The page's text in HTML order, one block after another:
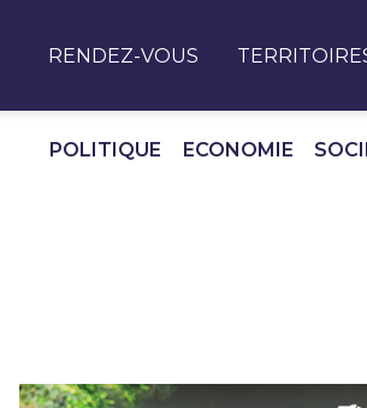
RENDEZ-VOUS
POLITIQUE ECONOMIE